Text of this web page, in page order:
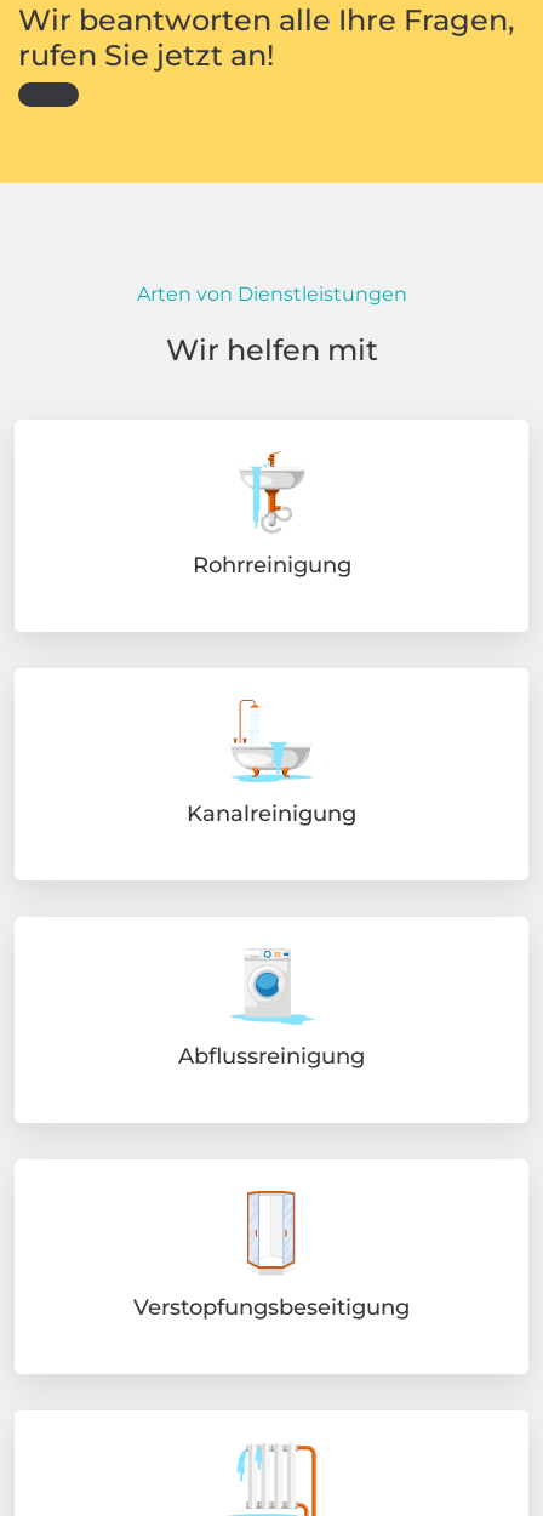
Wir beantworten alle Ihre Fragen,
rufen Sie jetzt an!
Arten von Dienstleistungen
Wir helfen mit
Rohrreinigung
Kanalreinigung
Abflussreinigung
Verstopfungsbeseitigung